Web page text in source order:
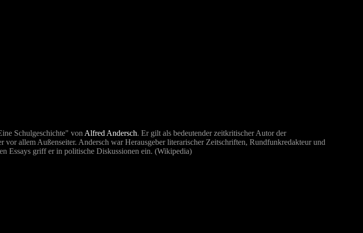
Schulgeschichte" von Alfred Andersch. Er gilt als bedeutender zeitkritischer Autor der
vor allem Außenseiter. Andersch war Herausgeber literarischer Zeitschriften, Rundfunkredakteur und
Essays griff er in politische Diskussionen ein. (Wikipedia)